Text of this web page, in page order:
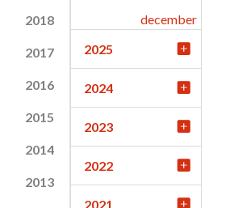
2018
2017
2016
2015
2014
2013
december
2025
2024
2023
2022
2021